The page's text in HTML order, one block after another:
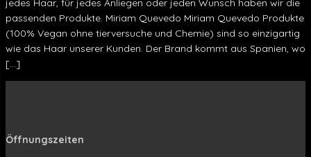
jedes Haar, für jedes Anliegen oder jeden Wunsch haben wir die
passenden Produkte. Miriam Quevedo Miriam Quevedo Produkte
(100% Vegan ohne tierversuche und Chemie) sind so einzigartig
wie das Haar unserer Kunden. Der Brand kommt aus Spanien, wo
[…]
Öffnungszeiten